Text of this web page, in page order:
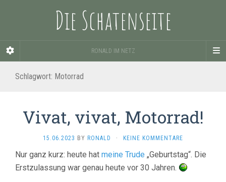
Die Schatenseite
RONALD IM NETZ
Schlagwort: Motorrad
Vivat, vivat, Motorrad!
15.06.2023 BY RONALD · KEINE KOMMENTARE
Nur ganz kurz: heute hat meine Trude „Geburtstag“. Die
Erstzulassung war genau heute vor 30 Jahren.